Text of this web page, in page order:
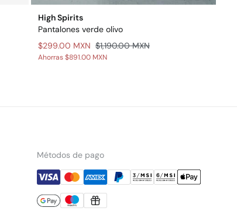
High Spirits
Pantalones verde olivo
$299.00 MXN $1,190.00 MXN
Ahorras$891.00 MXN
Métodos de pago